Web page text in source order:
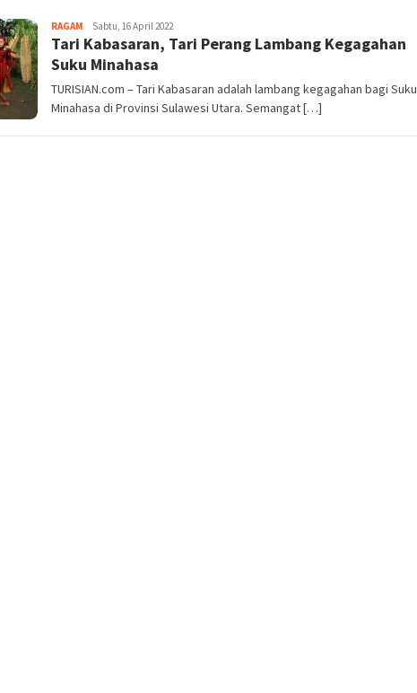
RAGAM Tim
Redaksi
Sabtu, 16 April 2022
Tari Kabasaran, Tari Perang Lambang Kegagahan
Suku Minahasa
TURISIAN.com – Tari Kabasaran adalah lambang kegagahan bagi Suku
Minahasa di Provinsi Sulawesi Utara. Semangat […]